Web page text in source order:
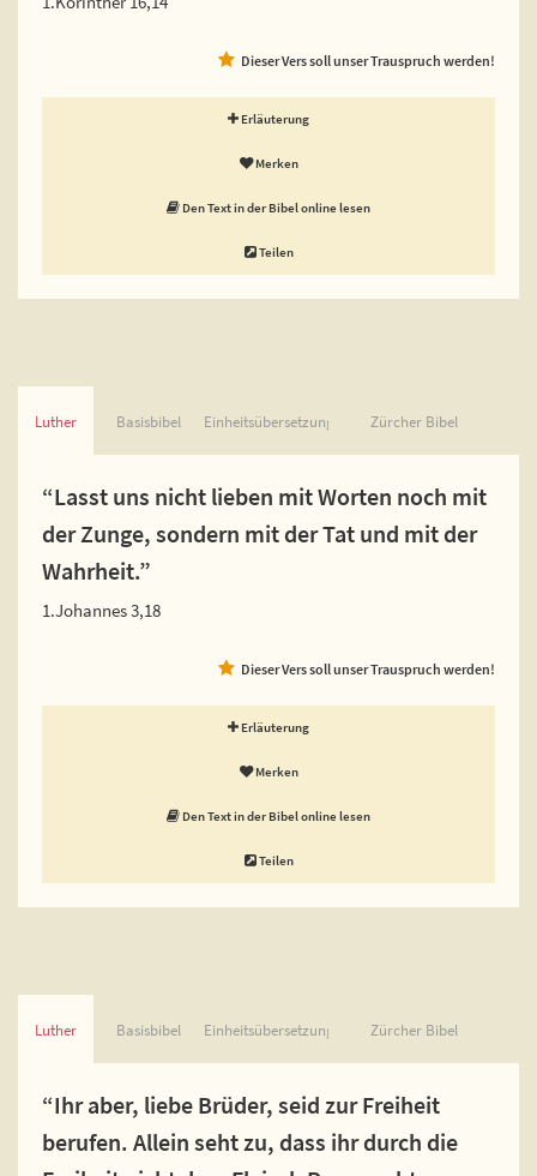
Dieser Vers soll unser Trauspruch werden!
Erläuterung
Merken
Den Text in der Bibel online lesen
Teilen
Luther Basisbibel Einheitsübersetzung Zürcher Bibel
“Lasst uns nicht lieben mit Worten noch mit
der Zunge, sondern mit der Tat und mit der
Wahrheit.”
1.Johannes 3,18
Dieser Vers soll unser Trauspruch werden!
Erläuterung
Merken
Den Text in der Bibel online lesen
Teilen
Luther Basisbibel Einheitsübersetzung Zürcher Bibel
“Ihr aber, liebe Brüder, seid zur Freiheit
berufen. Allein seht zu, dass ihr durch die